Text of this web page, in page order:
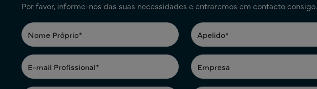
Por favor, informe-nos das suas necessidades e entraremos em contacto consigo.